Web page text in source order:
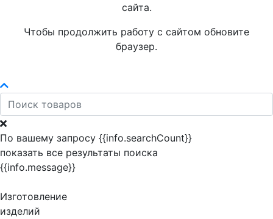
сайта.
Чтобы продолжить работу с сайтом обновите
браузер.
По вашему запросу {{info.searchCount}}
показать все результаты поиска
{{info.message}}
Изготовление
изделий